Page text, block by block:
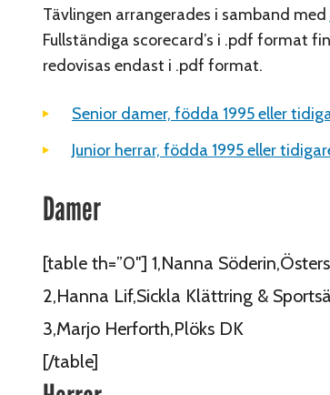
Tävlingen arrangerades i samband med
Fullständiga scorecard’s i .pdf format
redovisas endast i .pdf format.
Senior damer, födda 1995 eller
Junior herrar, födda 1995 eller
Damer
[table th=”0″] 1,Nanna
2,Hanna Lif,Sickla Klättring &
3,Marjo Herforth,Plöks DK
[/table]